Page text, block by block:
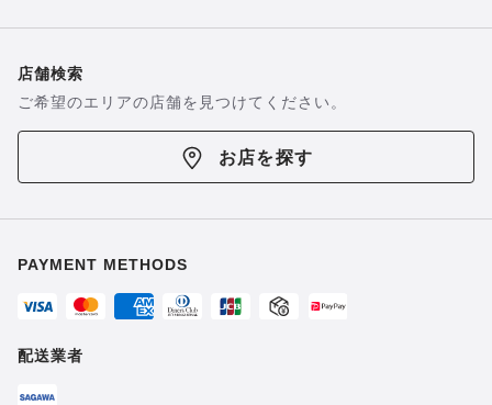
店舗検索
ご希望のエリアの店舗を見つけてください。
お店を探す
PAYMENT METHODS
配送業者